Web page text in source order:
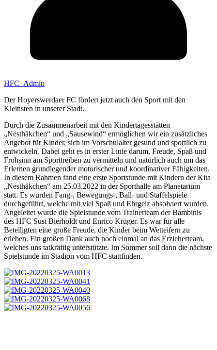
HFC_Admin
Der Hoyerswerdaer FC fördert jetzt auch den Sport mit den
Kleinsten in unserer Stadt.
Durch die Zusammenarbeit mit den Kindertagesstätten
„Nesthäkchen“ und „Sausewind“ ermöglichen wir ein zusätzliches
Angebot für Kinder, sich im Vorschulalter gesund und sportlich zu
entwickeln. Dabei geht es in erster Linie darum, Freude, Spaß und
Frohsinn am Sporttreiben zu vermitteln und natürlich auch um das
Erlernen grundlegender motorischer und koordinativer Fähigkeiten.
In diesem Rahmen fand eine erste Sportstunde mit Kindern der Kita
„Nesthäkchen“ am 25.03.2022 in der Sporthalle am Planetarium
statt. Es wurden Fang-, Bewegungs-, Ball- und Staffelspiele
durchgeführt, welche mit viel Spaß und Ehrgeiz absolviert wurden.
Angeleitet wurde die Spielstunde vom Trainerteam der Bambinis
des HFC Susi Bierholdt und Enrico Krüger. Es war für alle
Beteiligten eine große Freude, die Kinder beim Wetteifern zu
erleben. Ein großen Dank auch noch einmal an das Erzieherteam,
welches uns tatkräftig unterstützte. Im Sommer soll dann die nächste
Spielstunde im Stadion vom HFC stattfinden.